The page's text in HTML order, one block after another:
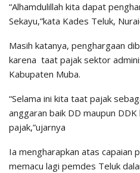
“Alhamdulillah kita dapat
Sekayu,”kata Kades Teluk,
Masih katanya, penghargaan
karena taat pajak sektor
Kabupaten Muba.
“Selama ini kita taat pajak
anggaran baik DD maupun
pajak,”ujarnya
Ia mengharapkan atas capaian
memacu lagi pemdes Teluk